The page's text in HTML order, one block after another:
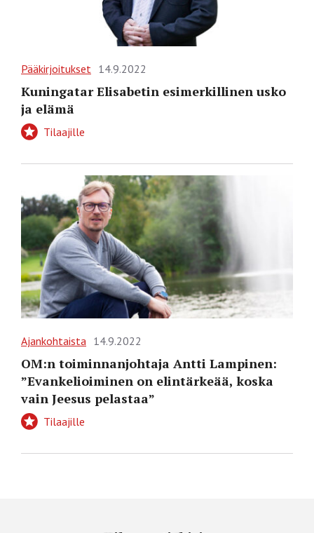
Pääkirjoitukset 14.9.2022
Kuningatar Elisabetin esimerkillinen usko
ja elämä
Tilaajille
Ajankohtaista 14.9.2022
OM:n toiminnanjohtaja Antti Lampinen:
”Evankelioiminen on elintärkeää, koska
vain Jeesus pelastaa”
Tilaajille